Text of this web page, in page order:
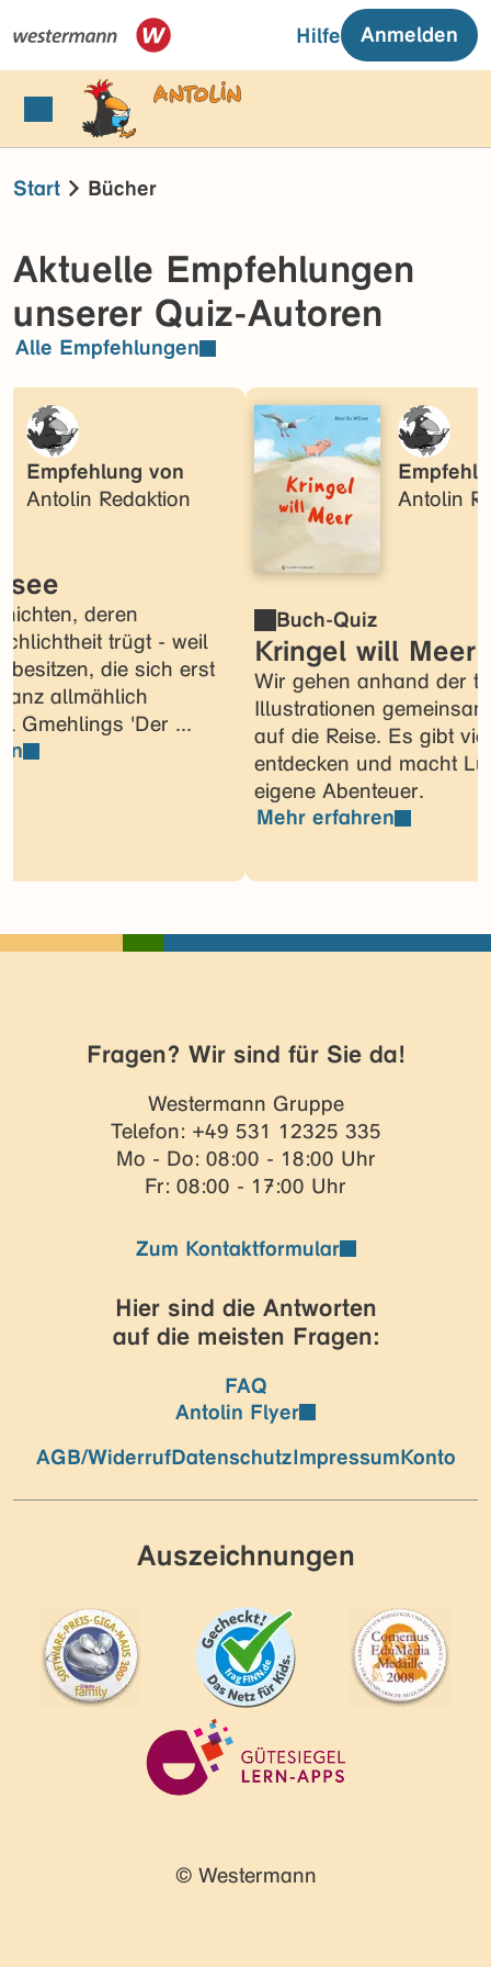
Hilfe Anmelden
Start Bücher
Aktuelle Empfehlungen
unserer Quiz-Autoren
Alle Empfehlungen
Empfehlung von
Antolin Redaktion
deren
trügt - weil
besitzen, die sich erst
allmählich
Gmehlings 'Der ...
Antolin
Buch-Quiz
Kringel will Meer
Wir gehen anhand der
Illustrationen
auf die Reise. Es gibt
entdecken und macht
eigene Abenteuer.
Mehr erfahren
Fragen? Wir sind für Sie da!
Westermann Gruppe
Telefon: +49 531 12325 335
Mo - Do: 08:00 - 18:00 Uhr
Fr: 08:00 - 17:00 Uhr
Zum Kontaktformular
Hier sind die Antworten
auf die meisten Fragen:
FAQ
Antolin Flyer
AGB/WiderrufDatenschutzImpressumKonto
Auszeichnungen
© Westermann